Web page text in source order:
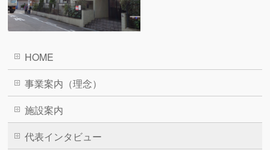
HOME
事業案内（理念）
施設案内
代表インタビュー